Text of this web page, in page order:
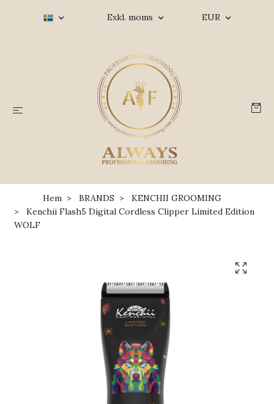
Exkl. moms EUR
Hem BRANDS
KENCHII GROOMING
Kenchii Flash5 Digital Cordless Clipper Limited Edition
WOLF